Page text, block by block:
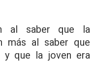
al saber que la
más al saber que
y que la joven era